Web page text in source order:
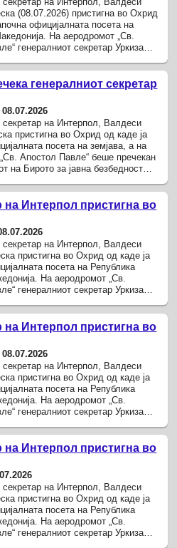
(08.07.2026) пристигна во Охрид
официјалната посета на
На аеродромот „Св.
генералниот секретар Уркиза
генералниот секретар
08.07.2026
секретар на Интерпол, Валдеси
пристигна во Охрид од каде ја
посета на земјава, а на
Апостол Павле“ беше пречекан
на Бирото за јавна безбедност
...
на Интерпол пристигна во
секретар на Интерпол, Валдеси
пристигна во Охрид од каде ја
посета на Република
На аеродромот „Св.
генералниот секретар Уркиза
...
на Интерпол пристигна во
08.07.2026
секретар на Интерпол, Валдеси
пристигна во Охрид од каде ја
посета на Република
На аеродромот „Св.
генералниот секретар Уркиза
...
на Интерпол пристигна во
секретар на Интерпол, Валдеси
пристигна во Охрид од каде ја
посета на Република
На аеродромот „Св.
генералниот секретар Уркиза